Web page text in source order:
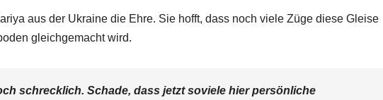
aus der Ukraine die Ehre. Sie hofft, dass noch viele Züge diese Gleise
gleichgemacht wird.
schrecklich. Schade, dass jetzt soviele hier persönliche